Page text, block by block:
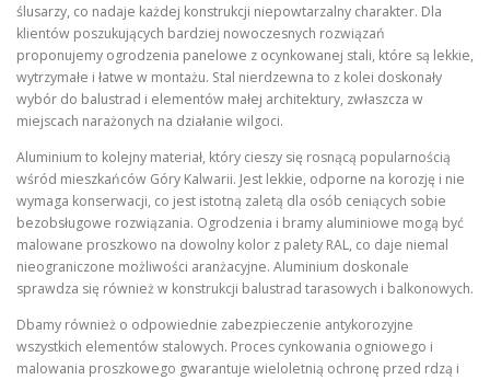
ślusarzy, co nadaje każdej konstrukcji niepowtarzalny charakter. Dla
klientów poszukujących bardziej nowoczesnych rozwiązań
proponujemy ogrodzenia panelowe z ocynkowanej stali, które są lekkie,
wytrzymałe i łatwe w montażu. Stal nierdzewna to z kolei doskonały
wybór do balustrad i elementów małej architektury, zwłaszcza w
miejscach narażonych na działanie wilgoci.
Aluminium to kolejny materiał, który cieszy się rosnącą popularnością
wśród mieszkańców Góry Kalwarii. Jest lekkie, odporne na korozję i nie
wymaga konserwacji, co jest istotną zaletą dla osób ceniących sobie
bezobsługowe rozwiązania. Ogrodzenia i bramy aluminiowe mogą być
malowane proszkowo na dowolny kolor z palety RAL, co daje niemal
nieograniczone możliwości aranżacyjne. Aluminium doskonale
sprawdza się również w konstrukcji balustrad tarasowych i balkonowych.
Dbamy również o odpowiednie zabezpieczenie antykorozyjne
wszystkich elementów stalowych. Proces cynkowania ogniowego i
malowania proszkowego gwarantuje wieloletnią ochronę przed rdzą i